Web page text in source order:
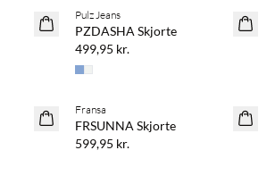
NYHED
Pulz Jeans
PZDASHA Skjorte
499,95 kr.
NYHED
Fransa
FRSUNNA Skjorte
599,95 kr.